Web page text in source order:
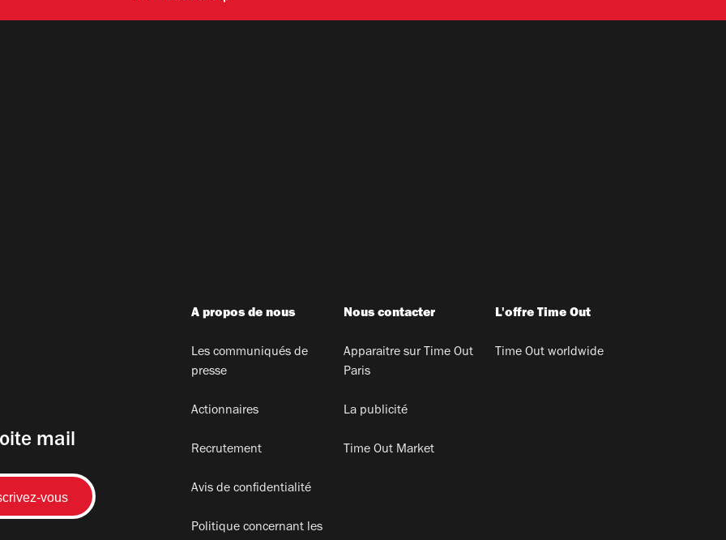
mail
A propos de nous
Les communiqués de
presse
Actionnaires
Recrutement
Avis de confidentialité
Politique concernant les
Nous contacter
Apparaitre sur Time Out
Paris
La publicité
Time Out Market
L'offre Time Out
Time Out worldwide